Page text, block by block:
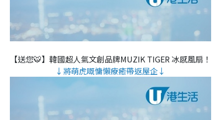
【送您🐯】韓國超人氣文創品牌MUZIK TIGER 冰感風扇！
↓將萌虎嘅慵懶療癒帶返屋企↓